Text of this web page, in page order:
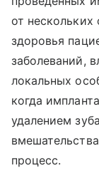
от
здоровья
заболеваний,
локальных
когда
удалением
процесс.